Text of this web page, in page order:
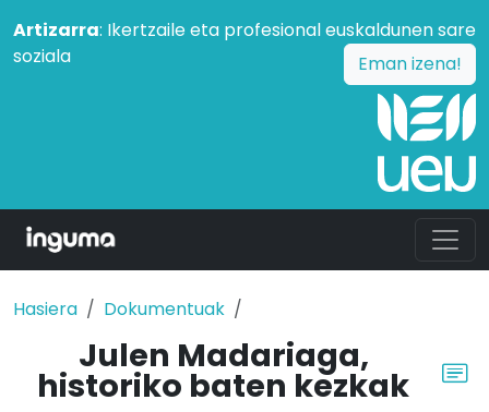
Artizarra: Ikertzaile eta profesional euskaldunen sare
soziala
Eman izena!
Hasiera Dokumentuak
Julen Madariaga,
historiko baten kezkak